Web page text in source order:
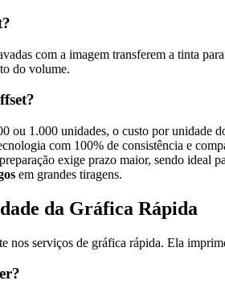
com a imagem transferem a tinta
do volume.
ou 1.000 unidades, o custo por unidade
com 100% de consistência e
exige prazo maior, sendo ideal
em grandes tiragens.
da Gráfica Rápida
nos serviços de gráfica rápida. Ela